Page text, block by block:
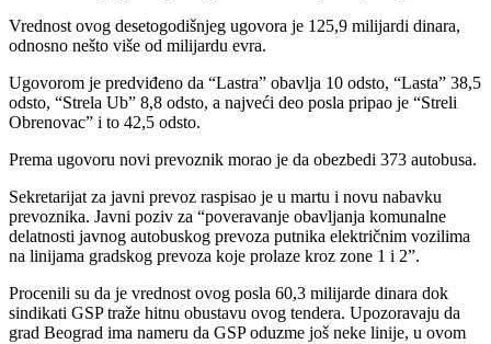
Vrednost ovog desetogodišnjeg ugovora je 125,9 milijardi dinara,
odnosno nešto više od milijardu evra.
Ugovorom je predviđeno da “Lastra” obavlja 10 odsto, “Lasta” 38,5
odsto, “Strela Ub” 8,8 odsto, a najveći deo posla pripao je “Streli
Obrenovac” i to 42,5 odsto.
Prema ugovoru novi prevoznik morao je da obezbedi 373 autobusa.
Sekretarijat za javni prevoz raspisao je u martu i novu nabavku
prevoznika. Javni poziv za “poveravanje obavljanja komunalne
delatnosti javnog autobuskog prevoza putnika električnim vozilima
na linijama gradskog prevoza koje prolaze kroz zone 1 i 2”.
Procenili su da je vrednost ovog posla 60,3 milijarde dinara dok
sindikati GSP traže hitnu obustavu ovog tendera. Upozoravaju da
grad Beograd ima nameru da GSP oduzme još neke linije, u ovom